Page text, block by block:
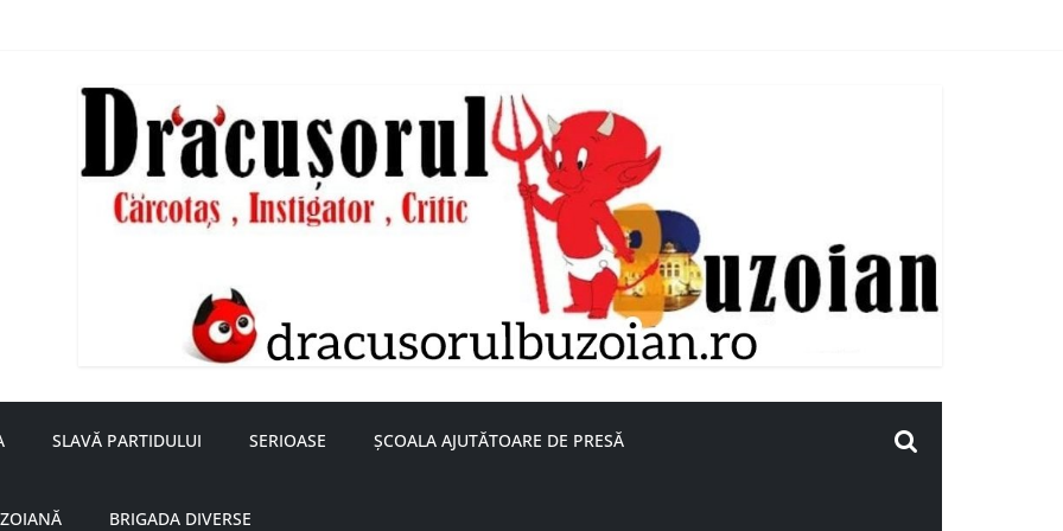
SLAVĂ PARTIDULUI SERIOASE ȘCOALA AJUTĂTOARE DE PRESĂ
BRIGADA DIVERSE